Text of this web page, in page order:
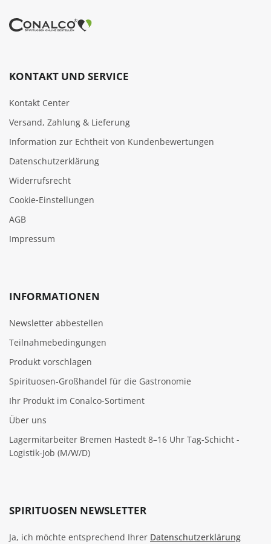
KONTAKT UND SERVICE
Kontakt Center
Versand, Zahlung & Lieferung
Information zur Echtheit von Kundenbewertungen
Datenschutzerklärung
Widerrufsrecht
Cookie‑Einstellungen
AGB
Impressum
INFORMATIONEN
Newsletter abbestellen
Teilnahmebedingungen
Produkt vorschlagen
Spirituosen-Großhandel für die Gastronomie
Ihr Produkt im Conalco-Sortiment
Über uns
Lagermitarbeiter Bremen Hastedt 8–16 Uhr Tag-Schicht -
Logistik-Job (M/W/D)
SPIRITUOSEN NEWSLETTER
Ja, ich möchte entsprechend Ihrer Datenschutzerklärung